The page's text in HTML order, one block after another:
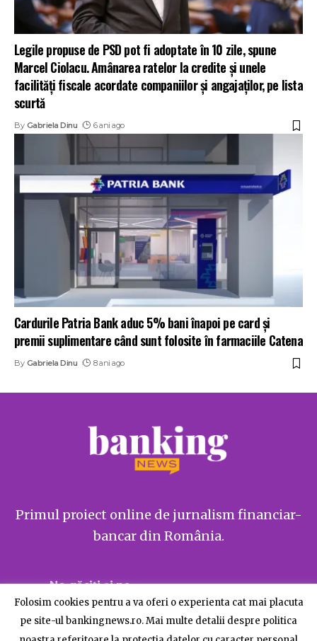
Legile propuse de PSD pot fi adoptate în 10 zile, spune
Marcel Ciolacu. Amânarea ratelor la credite și unele
facilități fiscale acordate companiilor și angajaților, pe lista
scurtă
By Gabriela Dinu 6 ani ago
Cardurile Patria Bank aduc 5% bani înapoi pe card și
premii suplimentare când sunt folosite în farmaciile Catena
By Gabriela Dinu 8 ani ago
Primul proiect online de jurnalism financiar-
bancar din România.
Ne găsiți și pe
Folosim cookies pentru a va oferi o experienta cat mai placuta
pe site-ul bankingnews.ro. Mai multe detalii despre politica